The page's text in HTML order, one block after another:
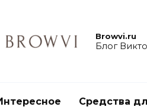
Browvi.ru
Блог
Средства